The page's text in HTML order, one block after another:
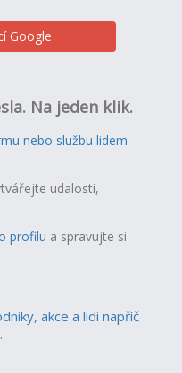
Google
Na jeden klik.
nebo službu lidem
udalosti,
profilu a spravujte si
akce a lidi napříč